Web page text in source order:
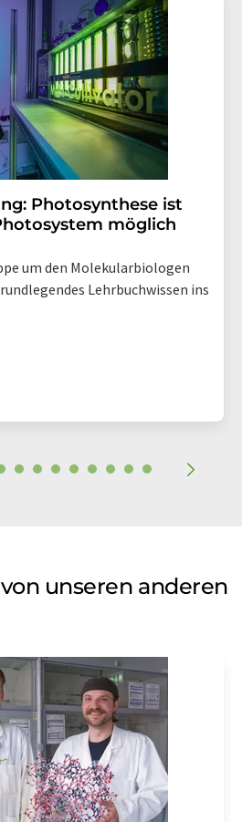
Wirkung für die Zukunft
E-Mail ein Link zur
Newsletters
Photosynthese ist
möglich
um den Molekularbiologen
Lehrbuchwissen ins
unseren anderen